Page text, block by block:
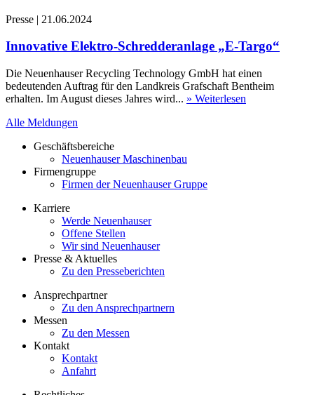
Presse | 21.06.2024
Innovative Elektro-Schredderanlage „E-Targo“
Die Neuenhauser Recycling Technology GmbH hat einen
bedeutenden Auftrag für den Landkreis Grafschaft Bentheim
erhalten. Im August dieses Jahres wird... » Weiterlesen
Alle Meldungen
Geschäftsbereiche
Neuenhauser Maschinenbau
Firmengruppe
Firmen der Neuenhauser Gruppe
Karriere
Werde Neuenhauser
Offene Stellen
Wir sind Neuenhauser
Presse & Aktuelles
Zu den Presseberichten
Ansprechpartner
Zu den Ansprechpartnern
Messen
Zu den Messen
Kontakt
Kontakt
Anfahrt